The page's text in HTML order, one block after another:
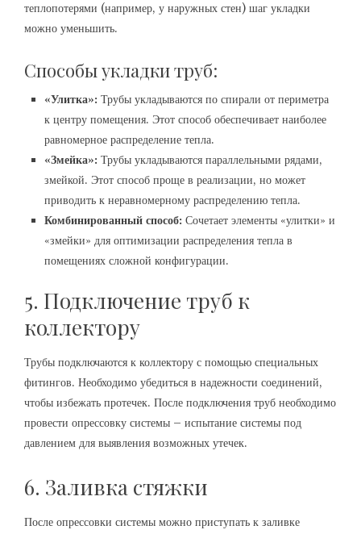
теплопотерями (например, у наружных стен) шаг укладки
можно уменьшить.
Способы укладки труб:
«Улитка»: Трубы укладываются по спирали от периметра
к центру помещения. Этот способ обеспечивает наиболее
равномерное распределение тепла.
«Змейка»: Трубы укладываются параллельными рядами,
змейкой. Этот способ проще в реализации, но может
приводить к неравномерному распределению тепла.
Комбинированный способ: Сочетает элементы «улитки» и
«змейки» для оптимизации распределения тепла в
помещениях сложной конфигурации.
5. Подключение труб к
коллектору
Трубы подключаются к коллектору с помощью специальных
фитингов. Необходимо убедиться в надежности соединений,
чтобы избежать протечек. После подключения труб необходимо
провести опрессовку системы – испытание системы под
давлением для выявления возможных утечек.
6. Заливка стяжки
После опрессовки системы можно приступать к заливке